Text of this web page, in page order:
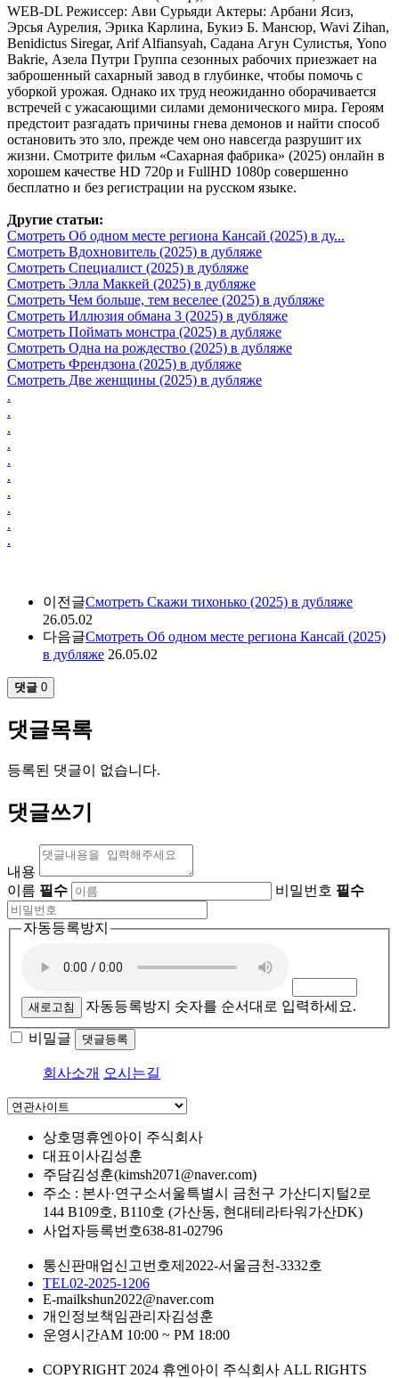
WEB-DL Режиссер: Ави Сурьяди Актеры: Арбани Ясиз,
Эрсья Аурелия, Эрика Карлина, Букиэ Б. Мансюр, Wavi Zihan,
Benidictus Siregar, Arif Alfiansyah, Садана Агун Сулистья, Yono
Bakrie, Азела Путри Группа сезонных рабочих приезжает на
заброшенный сахарный завод в глубинке, чтобы помочь с
уборкой урожая. Однако их труд неожиданно оборачивается
встречей с ужасающими силами демонического мира. Героям
предстоит разгадать причины гнева демонов и найти способ
остановить это зло, прежде чем оно навсегда разрушит их
жизни. Смотрите фильм «Сахарная фабрика» (2025) онлайн в
хорошем качестве HD 720p и FullHD 1080p совершенно
бесплатно и без регистрации на русском языке.
Другие статьи:
Смотреть Об одном месте региона Кансай (2025) в ду...
Смотреть Вдохновитель (2025) в дубляже
Смотреть Специалист (2025) в дубляже
Смотреть Элла Маккей (2025) в дубляже
Смотреть Чем больше, тем веселее (2025) в дубляже
Смотреть Иллюзия обмана 3 (2025) в дубляже
Смотреть Поймать монстра (2025) в дубляже
Смотреть Одна на рождество (2025) в дубляже
Смотреть Френдзона (2025) в дубляже
Смотреть Две женщины (2025) в дубляже
.
.
.
.
.
.
.
.
.
.
이전글Смотреть Скажи тихонько (2025) в дубляже
26.05.02
다음글Смотреть Об одном месте региона Кансай (2025)
в дубляже 26.05.02
댓글 0
댓글목록
등록된 댓글이 없습니다.
댓글쓰기
내용
이름 필수 비밀번호 필수
자동등록방지
새로고침 자동등록방지 숫자를 순서대로 입력하세요.
비밀글 댓글등록
회사소개 오시는길
상호명휴엔아이 주식회사
대표이사김성훈
주담김성훈(kimsh2071@naver.com)
주소 : 본사·연구소서울특별시 금천구 가산디지털2로
144 B109호, B110호 (가산동, 현대테라타워가산DK)
사업자등록번호638-81-02796
통신판매업신고번호제2022-서울금천-3332호
TEL02-2025-1206
E-mailkshun2022@naver.com
개인정보책임관리자김성훈
운영시간AM 10:00 ~ PM 18:00
COPYRIGHT 2024 휴엔아이 주식회사 ALL RIGHTS